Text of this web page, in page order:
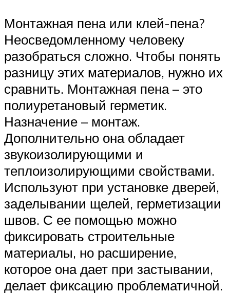
Монтажная пена или клей-пена?
Неосведомленному человеку
разобраться сложно. Чтобы понять
разницу этих материалов, нужно их
сравнить. Монтажная пена – это
полиуретановый герметик.
Назначение – монтаж.
Дополнительно она обладает
звукоизолирующими и
теплоизолирующими свойствами.
Используют при установке дверей,
заделывании щелей, герметизации
швов. С ее помощью можно
фиксировать строительные
материалы, но расширение,
которое она дает при застывании,
делает фиксацию проблематичной.